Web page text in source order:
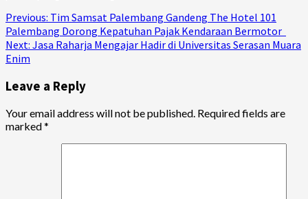
Continue
Reading
Previous: Tim Samsat Palembang Gandeng The Hotel 101
Palembang Dorong Kepatuhan Pajak Kendaraan Bermotor
Next: Jasa Raharja Mengajar Hadir di Universitas Serasan Muara
Enim
Leave a Reply
Your email address will not be published. Required fields are
marked*